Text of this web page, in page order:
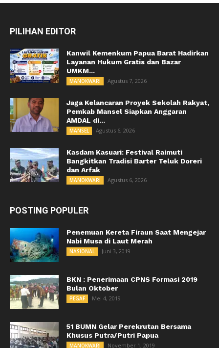
PILIHAN EDITOR
Kanwil Kemenkum Papua Barat Hadirkan
Layanan Hukum Gratis dan Bazar
UMKM...
MANOKWARI Agustus 7, 2026
Jaga Kelancaran Proyek Sekolah Rakyat,
Pemkab Mansel Siapkan Anggaran
AMDAL di...
MANSEL Agustus 6, 2026
Kasdam Kasuari: Festival Raimuti
Bangkitkan Tradisi Barter Teluk Doreri
dan Arfak
MANOKWARI Agustus 6, 2026
POSTING POPULER
Penemuan Kereta Firaun Saat Mengejar
Nabi Musa di Laut Merah
NASIONAL Juni 3, 2019
BKN : Penerimaan CPNS Formasi 2019
Bulan Oktober
PEGAF Mei 4, 2019
51 BUMN Gelar Perekrutan Bersama
Khusus Putra/Putri Papua
MANOKWARI November 1, 2019